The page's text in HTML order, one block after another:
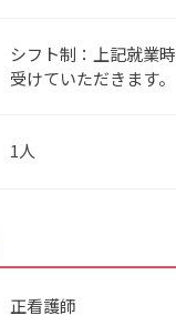
シフト制：上記就業
受けていただきます。
1人
正看護師